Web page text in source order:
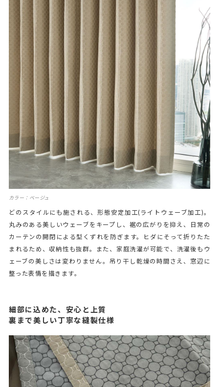
カラー：ベージュ
どのスタイルにも施される、形態安定加工(ライトウェーブ加工)。
丸みのある美しいウェーブをキープし、裾の広がりを抑え、日常の
カーテンの開閉による型くずれを防ぎます。ヒダにそって折りたた
まれるため、収納性も抜群。また、家庭洗濯が可能で、洗濯後もウ
ェーブの美しさは変わりません。吊り干し乾燥の時間さえ、窓辺に
整った表情を描きます。
細部に込めた、安心と上質
裏まで美しい丁寧な縫製仕様